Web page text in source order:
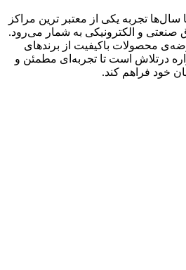
سال‌ها تجربه یکی از معتبر ترین مراکز
صنعتی و الکترونیکی به شمار می‌رود.
محصولات باکیفیت از برندهای
درتلاش است تا تجربه‌ای مطمئن و
خود فراهم کند.